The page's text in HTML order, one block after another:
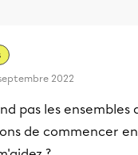
2022
pas les ensembles
de commencer